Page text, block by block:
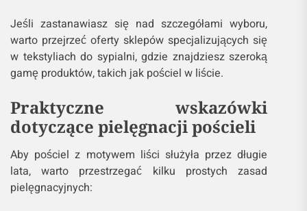
Jeśli zastanawiasz się nad szczegółami wyboru,
warto przejrzeć oferty sklepów specjalizujących się
w tekstyliach do sypialni, gdzie znajdziesz szeroką
gamę produktów, takich jak pościel w liście.
Praktyczne wskazówki
dotyczące pielęgnacji pościeli
Aby pościel z motywem liści służyła przez długie
lata, warto przestrzegać kilku prostych zasad
pielęgnacyjnych: